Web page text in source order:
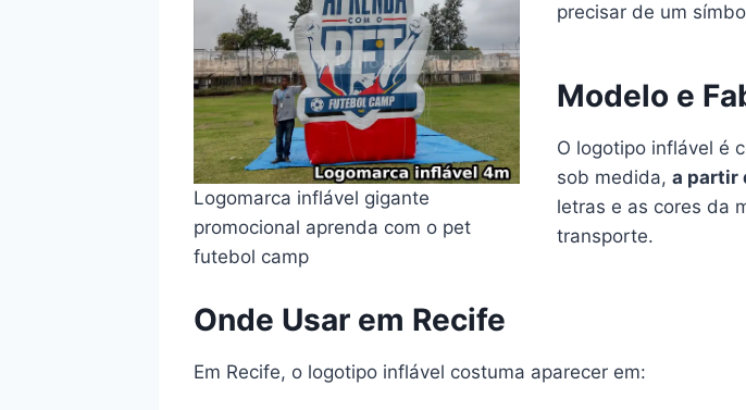
Logomarca inflável gigante
promocional aprenda com o pet
futebol camp
precisar de um
Modelo e
O logotipo inflável é
sob medida, a partir
letras e as cores da
transporte.
Onde Usar em Recife
Em Recife, o logotipo inflável costuma aparecer em: